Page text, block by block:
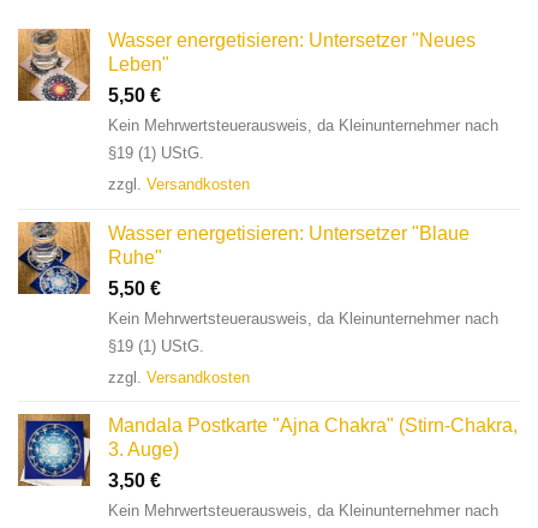
Wasser energetisieren: Untersetzer "Neues
Leben"
5,50 €
Kein Mehrwertsteuerausweis, da Kleinunternehmer nach
§19 (1) UStG.
zzgl. Versandkosten
Wasser energetisieren: Untersetzer "Blaue
Ruhe"
5,50 €
Kein Mehrwertsteuerausweis, da Kleinunternehmer nach
§19 (1) UStG.
zzgl. Versandkosten
Mandala Postkarte "Ajna Chakra" (Stirn-Chakra,
3. Auge)
3,50 €
Kein Mehrwertsteuerausweis, da Kleinunternehmer nach